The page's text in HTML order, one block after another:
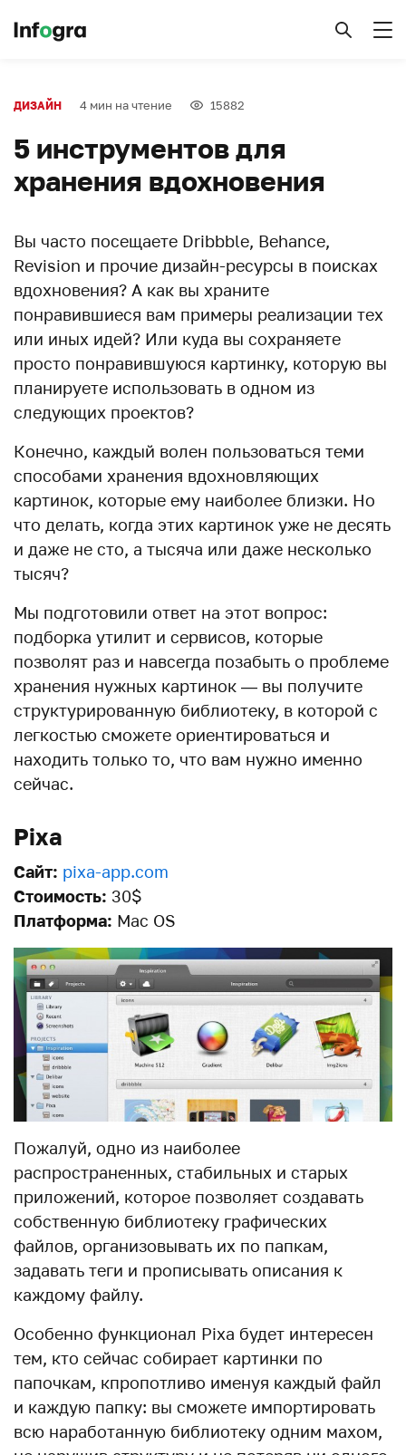
ДИЗАЙН 4 мин на чтение 15882
5 инструментов для
хранения вдохновения
Вы часто посещаете Dribbble, Behance,
Revision и прочие дизайн-ресурсы в поисках
вдохновения? А как вы храните
понравившиеся вам примеры реализации тех
или иных идей? Или куда вы сохраняете
просто понравившуюся картинку, которую вы
планируете использовать в одном из
следующих проектов?
Конечно, каждый волен пользоваться теми
способами хранения вдохновляющих
картинок, которые ему наиболее близки. Но
что делать, когда этих картинок уже не десять
и даже не сто, а тысяча или даже несколько
тысяч?
Мы подготовили ответ на этот вопрос:
подборка утилит и сервисов, которые
позволят раз и навсегда позабыть о проблеме
хранения нужных картинок — вы получите
структурированную библиотеку, в которой с
легкостью сможете ориентироваться и
находить только то, что вам нужно именно
сейчас.
Pixa
Сайт: pixa-app.com
Стоимость: 30$
Платформа: Mac OS
Пожалуй, одно из наиболее
распространенных, стабильных и старых
приложений, которое позволяет создавать
собственную библиотеку графических
файлов, организовывать их по папкам,
задавать теги и прописывать описания к
каждому файлу.
Особенно функционал Pixa будет интересен
тем, кто сейчас собирает картинки по
папочкам, кпропотливо именуя каждый файл
и каждую папку: вы сможете импортировать
всю наработанную библиотеку одним махом,